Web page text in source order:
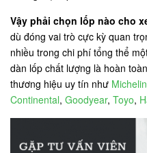
Vậy phải chọn lốp nào cho
dù đóng vai trò cực kỳ quan
nhiều trong chi phí tổng thể
dàn lốp chất lượng là hoàn
thương hiệu uy tín như Michelin
Continental, Goodyear, Toyo,